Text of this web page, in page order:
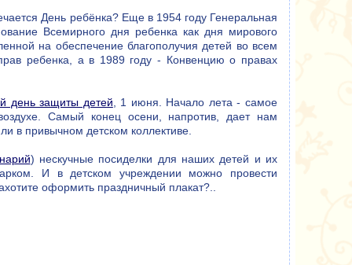
День ребёнка? Еще в 1954 году Генеральная
Всемирного дня ребенка как дня мирового
на обеспечение благополучия детей во всем
ребенка, а в 1989 году - Конвенцию о правах
день защиты детей , 1 июня. Начало лета - самое
Самый конец осени, напротив, дает нам
в привычном детском коллективе.
) нескучные посиделки для наших детей и их
И в детском учреждении можно провести
оформить праздничный плакат?..